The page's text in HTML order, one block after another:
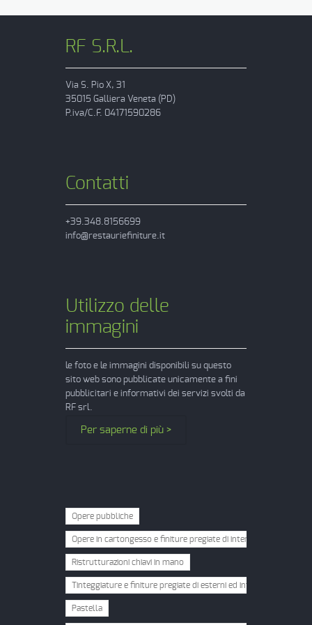
RF S.R.L.
Via S. Pio X, 31
35015 Galliera Veneta (PD)
P.iva/C.F. 04171590286
Contatti
+39.348.8156699
info@restauriefiniture.it
Utilizzo delle
immagini
le foto e le immagini disponibili su questo
sito web sono pubblicate unicamente a fini
pubblicitari e informativi dei servizi svolti da
RF srl.
Per saperne di più >
Opere pubbliche
Opere in cartongesso e finiture pregiate di interni
Ristrutturazioni chiavi in mano
Tinteggiature e finiture pregiate di esterni ed interni
Pastella